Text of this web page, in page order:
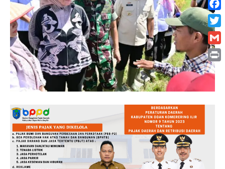
Print